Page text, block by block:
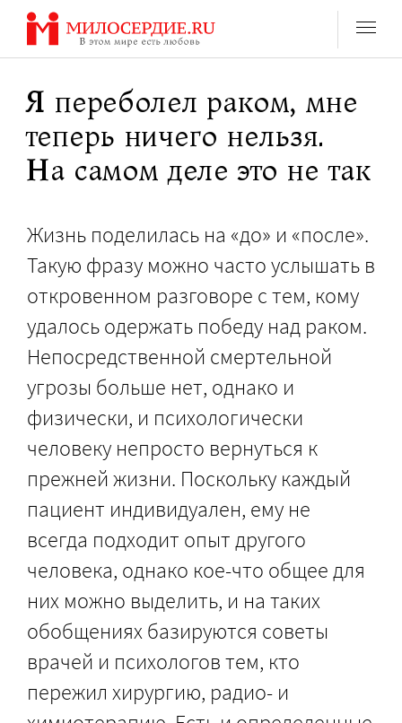
Перейти
содержанию
Я переболел раком, мне
теперь ничего нельзя.
На самом деле это не так
Жизнь поделилась на «до» и «после».
Такую фразу можно часто услышать в
откровенном разговоре с тем, кому
удалось одержать победу над раком.
Непосредственной смертельной
угрозы больше нет, однако и
физически, и психологически
человеку непросто вернуться к
прежней жизни. Поскольку каждый
пациент индивидуален, ему не
всегда подходит опыт другого
человека, однако кое-что общее для
них можно выделить, и на таких
обобщениях базируются советы
врачей и психологов тем, кто
пережил хирургию, радио- и